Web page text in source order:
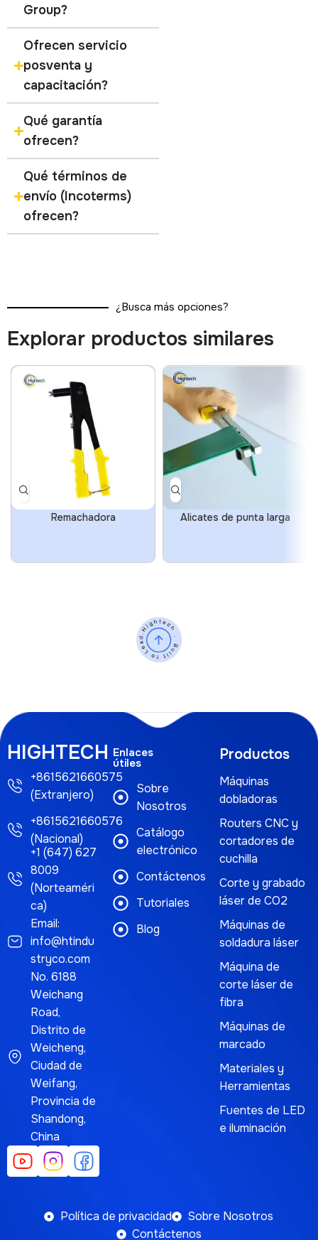
Group?
Ofrecen servicio
posventa y
capacitación?
Qué garantía
ofrecen?
Qué términos de
envío (Incoterms)
ofrecen?
¿Busca más opciones?
Explorar productos similares
Remachadora Alicates de punta larga
HIGHTECH
+8615621660575
(Extranjero)
+8615621660576
(Nacional)
+1 (647) 627
8009
(Norteaméri
ca)
Email:
info@htindu
stryco.com
No. 6188
Weichang
Road,
Distrito de
Weicheng,
Ciudad de
Weifang,
Provincia de
Shandong,
China
Enlaces
útiles
Sobre
Nosotros
Catálogo
electrónico
Contáctenos
Tutoriales
Blog
Productos
Máquinas
dobladoras
Routers CNC y
cortadores de
cuchilla
Corte y grabado
láser de CO2
Máquinas de
soldadura láser
Máquina de
corte láser de
fibra
Máquinas de
marcado
Materiales y
Herramientas
Fuentes de LED
e iluminación
Política de privacidad
Sobre Nosotros
Contáctenos